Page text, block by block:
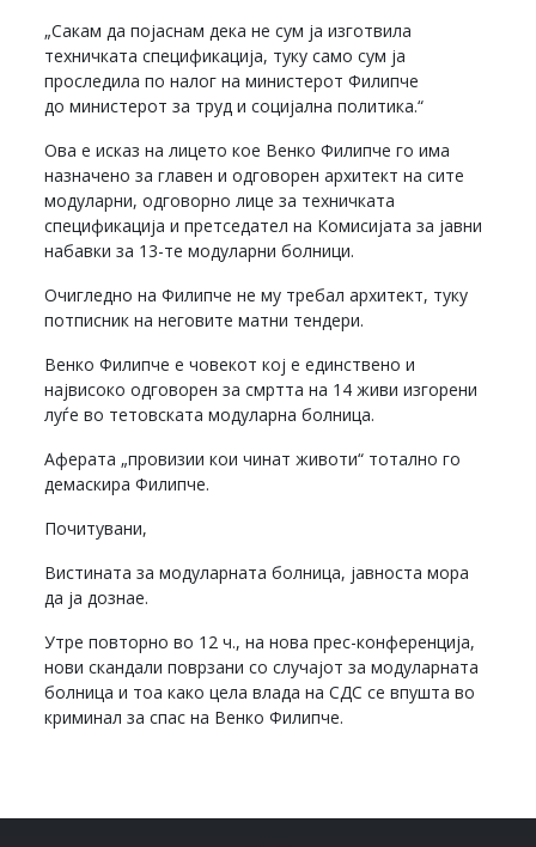
„Сакам да појаснам дека не сум ја изготвила
техничката спецификација, туку само сум ја
проследила по налог на министерот Филипче
до министерот за труд и социјална политика.“
Ова е исказ на лицето кое Венко Филипче го има
назначено за главен и одговорен архитект на сите
модуларни, одговорно лице за техничката
спецификација и претседател на Комисијата за јавни
набавки за 13-те модуларни болници.
Очигледно на Филипче не му требал архитект, туку
потписник на неговите матни тендери.
Венко Филипче е човекот кој е единствено и
највисоко одговорен за смртта на 14 живи изгорени
луѓе во тетовската модуларна болница.
Аферата „провизии кои чинат животи“ тотално го
демаскира Филипче.
Почитувани,
Вистината за модуларната болница, јавноста мора
да ја дознае.
Утре повторно во 12 ч., на нова прес-конференција,
нови скандали поврзани со случајот за модуларната
болница и тоа како цела влада на СДС се впушта во
криминал за спас на Венко Филипче.